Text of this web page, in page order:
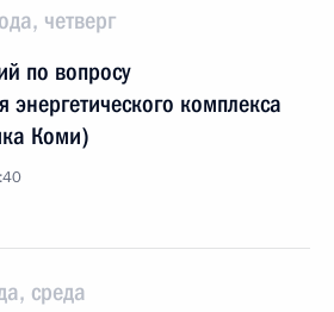
четверг
по вопросу
комплекса
Коми)
среда